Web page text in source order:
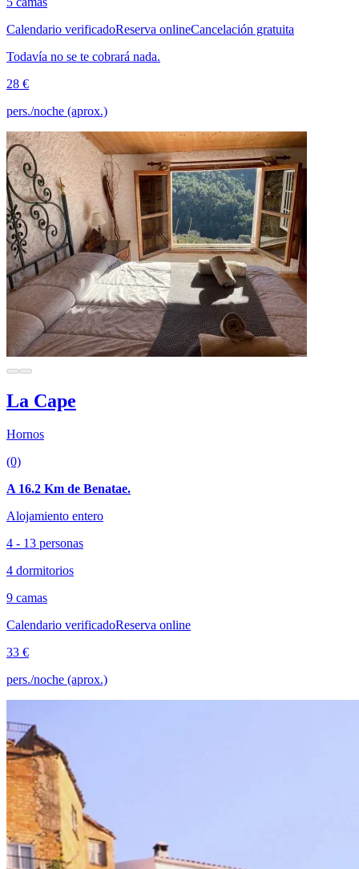
Calendario verificadoReserva onlineCancelación gratuita
Todavía no se te cobrará nada.
28 €
pers./noche (aprox.)
La Cape
Hornos
(0)
A 16.2 Km de Benatae.
Alojamiento entero
4 - 13 personas
4 dormitorios
9 camas
Calendario verificadoReserva online
33 €
pers./noche (aprox.)